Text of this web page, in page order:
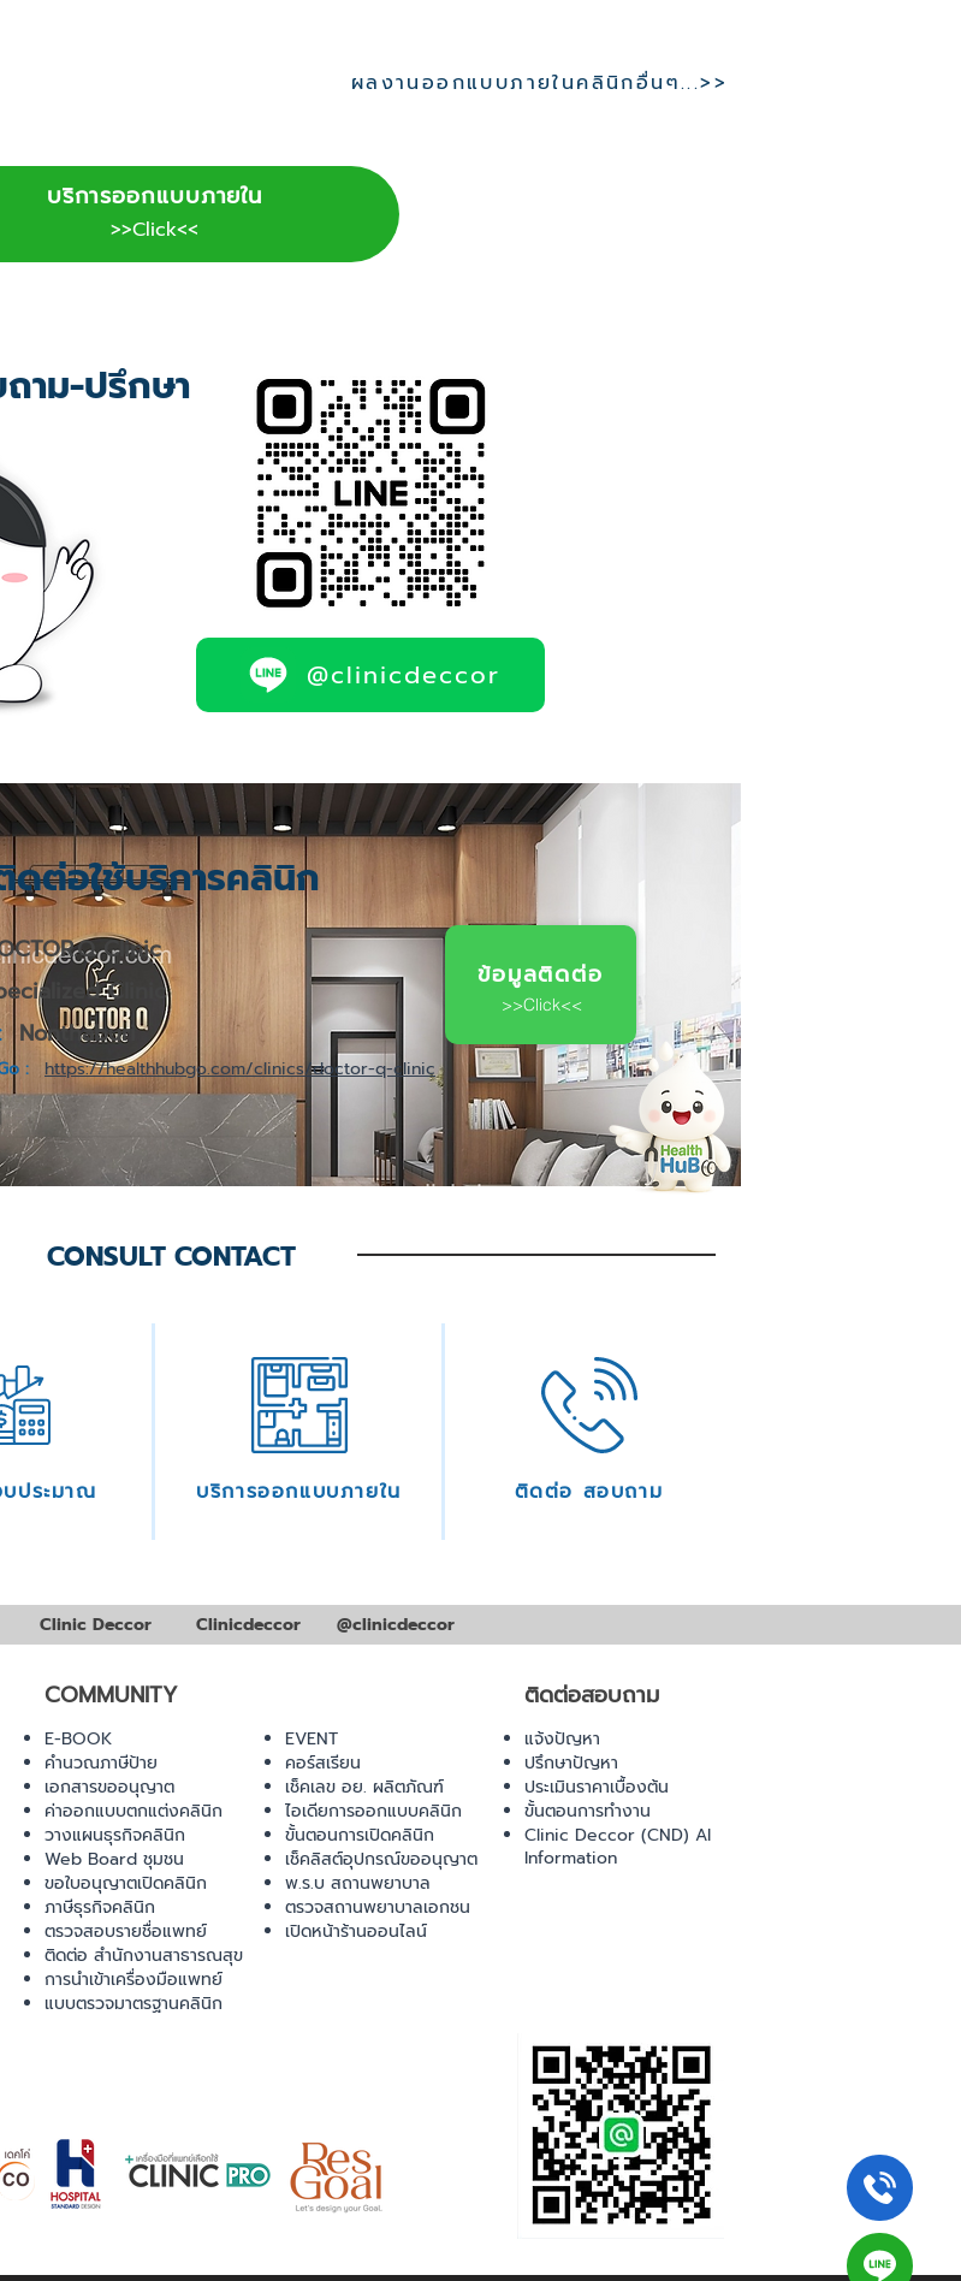
ผลงานออกแบบภายในคลินิกอื่นๆ...>>
บริการออกแบบภายใน
>>Click<<
@clinicdeccor
าม-ปรึกษา
ต่อใช้บริการคลินิก
Clinic
Clinic
Nonthaburi
ข้อมูลติดต่อ
>>Click<<
: https://healthhubgo.com/clinics/doctor-q-clinic
CONSULT CONTACT
บประมาณ บริการออกแบบภายใน ติดต่อ สอบถาม
Clinic Deccor Clinicdeccor @clinicdeccor
COMMUNITY
E-BOOK
คำนวณภาษีป้าย
เอกสารขออนุญาต
ค่าออกแบบตกแต่งคลินิก
วางแผนธุรกิจคลินิก
Web Board ชุมชน
ขอใบอนุญาตเปิดคลินิก
ภาษีธุรกิจคลินิก
ตรวจสอบรายชื่อแพทย์
ติดต่อ สำนักงานสาธารณสุข
การนำเข้าเครื่องมือแพทย์
แบบตรวจมาตรฐานคลินิก
ติดต่อสอบถาม
EVENT
คอร์สเรียน
เช็คเลข อย. ผลิตภัณฑ์
ไอเดียการออกแบบคลินิก
ขั้นตอนการเปิดคลินิก
เช็คลิสต์อุปกรณ์ขออนุญาต
พ.ร.บ สถานพยาบาล
ตรวจสถานพยาบาลเอกชน
เปิดหน้าร้านออนไลน์
แจ้งปัญหา
ปรึกษาปัญหา
ประเมินราคาเบื้องต้น
ขั้นตอนการทำงาน
Clinic Deccor (CND) AI
Information